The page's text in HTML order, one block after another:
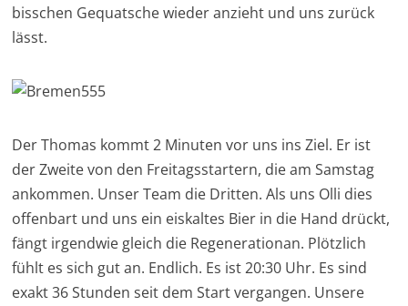
bisschen Gequatsche wieder anzieht und uns zurück
lässt.
Der Thomas kommt 2 Minuten vor uns ins Ziel. Er ist
der Zweite von den Freitagsstartern, die am Samstag
ankommen. Unser Team die Dritten. Als uns Olli dies
offenbart und uns ein eiskaltes Bier in die Hand drückt,
fängt irgendwie gleich die Regenerationan. Plötzlich
fühlt es sich gut an. Endlich. Es ist 20:30 Uhr. Es sind
exakt 36 Stunden seit dem Start vergangen. Unsere